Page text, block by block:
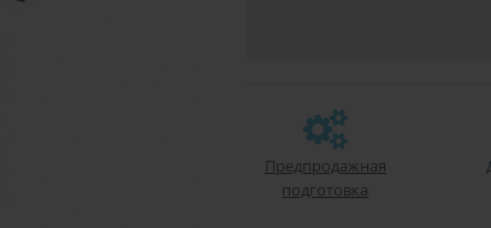
Предпродажная
подготовка